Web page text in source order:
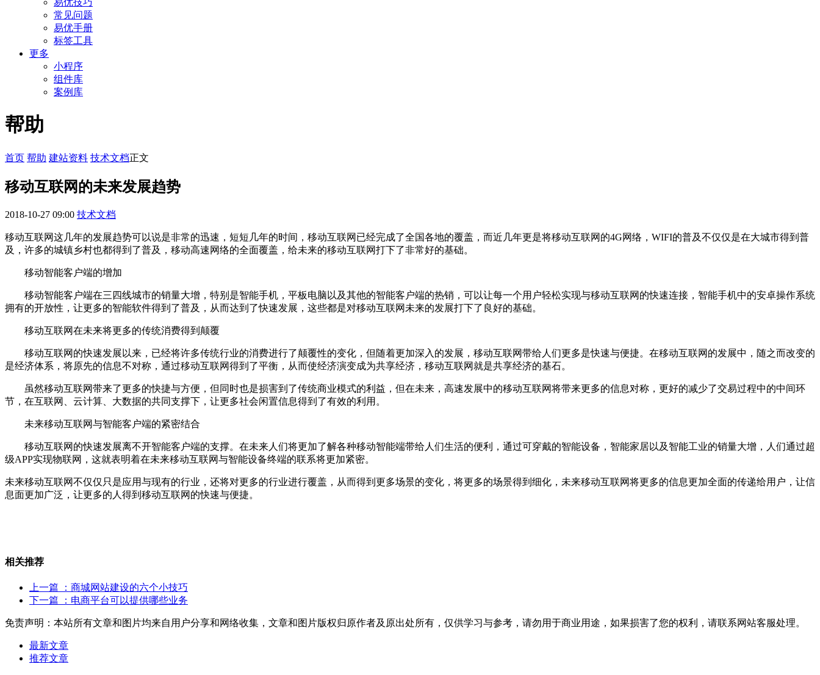
易优技巧
常见问题
易优手册
标签工具
更多
小程序
组件库
案例库
帮助
首页 帮助 建站资料 技术文档正文
移动互联网的未来发展趋势
2018-10-27 09:00 技术文档
移动互联网这几年的发展趋势可以说是非常的迅速，短短几年的时间，移动互联网已经完成了全国各地的覆盖，而近几年更是将移动互联网的4G网络，WIFI的普及不仅仅是在大城市得到普
及，许多的城镇乡村也都得到了普及，移动高速网络的全面覆盖，给未来的移动互联网打下了非常好的基础。
移动智能客户端的增加
移动智能客户端在三四线城市的销量大增，特别是智能手机，平板电脑以及其他的智能客户端的热销，可以让每一个用户轻松实现与移动互联网的快速连接，智能手机中的安卓操作系统
拥有的开放性，让更多的智能软件得到了普及，从而达到了快速发展，这些都是对移动互联网未来的发展打下了良好的基础。
移动互联网在未来将更多的传统消费得到颠覆
移动互联网的快速发展以来，已经将许多传统行业的消费进行了颠覆性的变化，但随着更加深入的发展，移动互联网带给人们更多是快速与便捷。在移动互联网的发展中，随之而改变的
是经济体系，将原先的信息不对称，通过移动互联网得到了平衡，从而使经济演变成为共享经济，移动互联网就是共享经济的基石。
虽然移动互联网带来了更多的快捷与方便，但同时也是损害到了传统商业模式的利益，但在未来，高速发展中的移动互联网将带来更多的信息对称，更好的减少了交易过程中的中间环
节，在互联网、云计算、大数据的共同支撑下，让更多社会闲置信息得到了有效的利用。
未来移动互联网与智能客户端的紧密结合
移动互联网的快速发展离不开智能客户端的支撑。在未来人们将更加了解各种移动智能端带给人们生活的便利，通过可穿戴的智能设备，智能家居以及智能工业的销量大增，人们通过超
级APP实现物联网，这就表明着在未来移动互联网与智能设备终端的联系将更加紧密。
未来移动互联网不仅仅只是应用与现有的行业，还将对更多的行业进行覆盖，从而得到更多场景的变化，将更多的场景得到细化，未来移动互联网将更多的信息更加全面的传递给用户，让信
息面更加广泛，让更多的人得到移动互联网的快速与便捷。
相关推荐
上一篇
：商城网站建设的六个小技巧
下一篇
：电商平台可以提供哪些业务
免责声明：本站所有文章和图片均来自用户分享和网络收集，文章和图片版权归原作者及原出处所有，仅供学习与参考，请勿用于商业用途，如果损害了您的权利，请联系网站客服处理。
最新文章
推荐文章